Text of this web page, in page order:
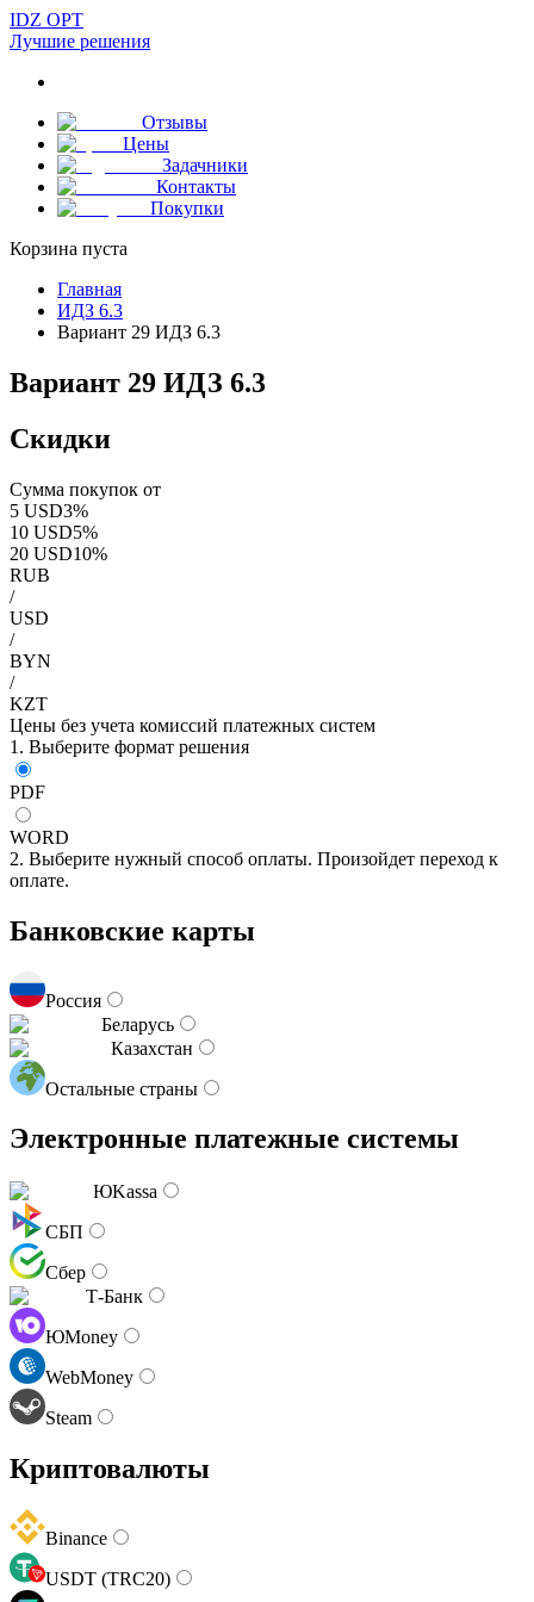
IDZ OPT
Лучшие решения
Отзывы
Цены
Задачники
Контакты
Покупки
Корзина пуста
Главная
ИДЗ 6.3
Вариант 29 ИДЗ 6.3
Вариант 29 ИДЗ 6.3
Скидки
Сумма покупок от
5 USD3%
10 USD5%
20 USD10%
RUB
/
USD
/
BYN
/
KZT
Цены без учета комиссий платежных систем
1. Выберите формат решения
PDF
WORD
2. Выберите нужный способ оплаты. Произойдет переход к
оплате.
Банковские карты
Россия
Беларусь
Казахстан
Остальные страны
Электронные платежные системы
ЮKassa
СБП
Сбер
Т-Банк
ЮMoney
WebMoney
Steam
Криптовалюты
Binance
USDT (TRC20)